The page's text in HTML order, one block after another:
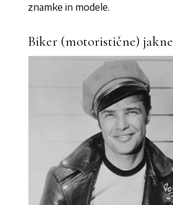
znamke in modele.
Biker (motoristične) jakne